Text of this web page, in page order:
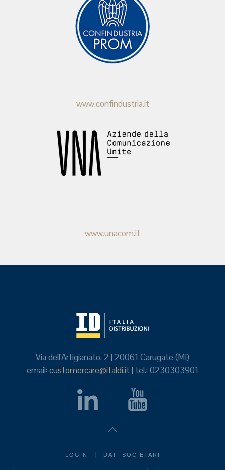
www.confindustria.it
www.unacom.it
Via dell'Artigianato, 2 | 20061 Carugate (MI)
email: customercare@italdi.it| tel.: 0230303901
LOGIN DATI SOCIETARI